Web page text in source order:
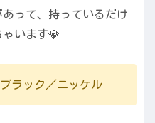
って、持っているだけ
います💎
ラック／ニッケル